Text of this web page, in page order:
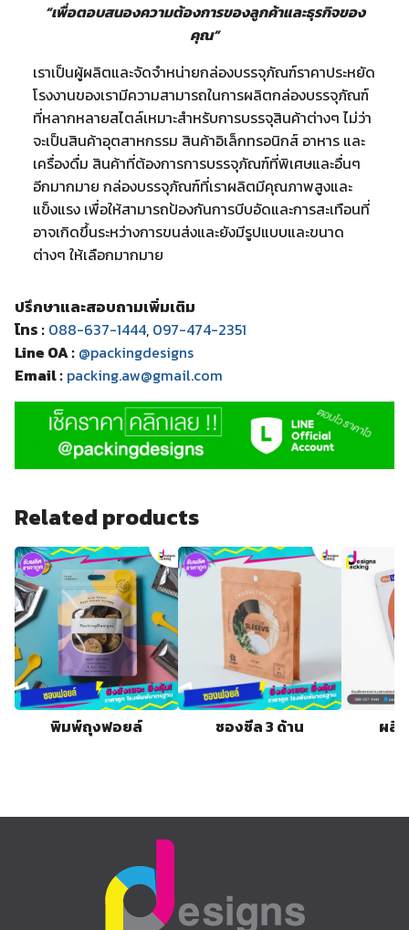
“เพื่อตอบสนองความต้องการของลูกค้าและธุรกิจของ
คุณ”
เราเป็นผู้ผลิตและจัดจำหน่ายกล่องบรรจุภัณฑ์ราคาประหยัด
โรงงานของเรามีความสามารถในการผลิตกล่องบรรจุภัณฑ์
ที่หลากหลายสไตล์เหมาะสำหรับการบรรจุสินค้าต่างๆ ไม่ว่า
จะเป็นสินค้าอุตสาหกรรม สินค้าอิเล็กทรอนิกส์ อาหาร และ
เครื่องดื่ม สินค้าที่ต้องการการบรรจุภัณฑ์ที่พิเศษและอื่นๆ
อีกมากมาย กล่องบรรจุภัณฑ์ที่เราผลิตมีคุณภาพสูงและ
แข็งแรง เพื่อให้สามารถป้องกันการบีบอัดและการสะเทือนที่
อาจเกิดขึ้นระหว่างการขนส่งและยังมีรูปแบบและขนาด
ต่างๆ ให้เลือกมากมาย
ปรึกษาและสอบถามเพิ่มเติม
โทร : 088-637-1444, 097-474-2351
Line OA : @packingdesigns
Email : packing.aw@gmail.com
Related products
พิมพ์ถุงฟอยล์ ซองซีล 3 ด้าน ผลิ